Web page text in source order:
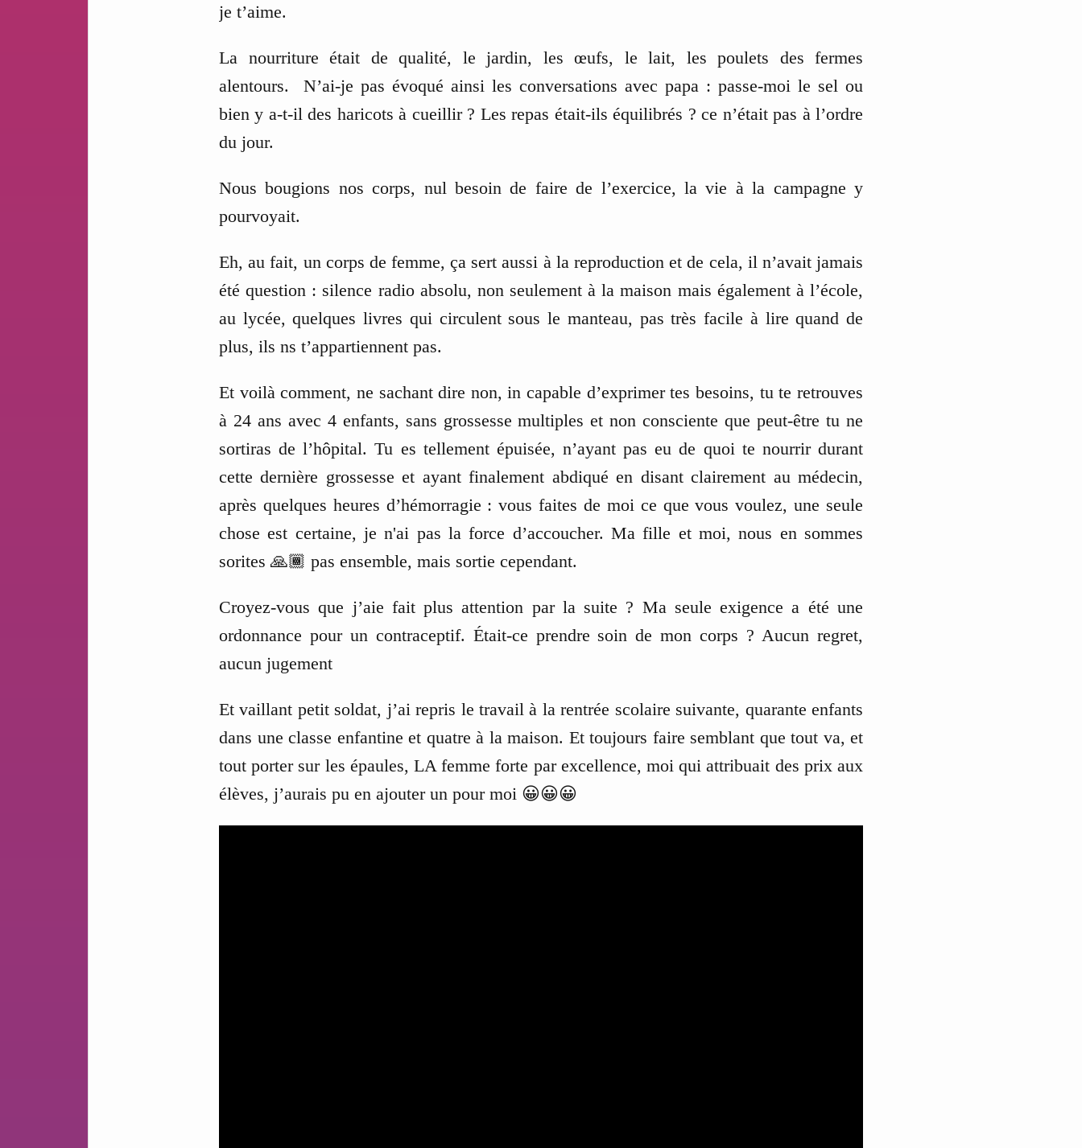
je t’aime.
La nourriture était de qualité, le jardin, les œufs, le lait, les poulets des fermes
alentours. N’ai-je pas évoqué ainsi les conversations avec papa : passe-moi le sel ou
bien y a-t-il des haricots à cueillir ? Les repas était-ils équilibrés ? ce n’était pas à l’ordre
du jour.
Nous bougions nos corps, nul besoin de faire de l’exercice, la vie à la campagne y
pourvoyait.
Eh, au fait, un corps de femme, ça sert aussi à la reproduction et de cela, il n’avait jamais
été question : silence radio absolu, non seulement à la maison mais également à l’école,
au lycée, quelques livres qui circulent sous le manteau, pas très facile à lire quand de
plus, ils ns t’appartiennent pas.
Et voilà comment, ne sachant dire non, in capable d’exprimer tes besoins, tu te retrouves
à 24 ans avec 4 enfants, sans grossesse multiples et non consciente que peut-être tu ne
sortiras de l’hôpital. Tu es tellement épuisée, n’ayant pas eu de quoi te nourrir durant
cette dernière grossesse et ayant finalement abdiqué en disant clairement au médecin,
après quelques heures d’hémorragie : vous faites de moi ce que vous voulez, une seule
chose est certaine, je n'ai pas la force d’accoucher. Ma fille et moi, nous en sommes
sorites 🙏🏾 pas ensemble, mais sortie cependant.
Croyez-vous que j’aie fait plus attention par la suite ? Ma seule exigence a été une
ordonnance pour un contraceptif. Était-ce prendre soin de mon corps ? Aucun regret,
aucun jugement
Et vaillant petit soldat, j’ai repris le travail à la rentrée scolaire suivante, quarante enfants
dans une classe enfantine et quatre à la maison. Et toujours faire semblant que tout va, et
tout porter sur les épaules, LA femme forte par excellence, moi qui attribuait des prix aux
élèves, j’aurais pu en ajouter un pour moi 😀😀😀